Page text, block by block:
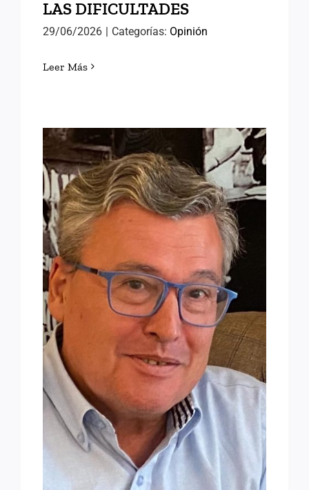
LAS DIFICULTADES
29/06/2026 | Categorías: Opinión
Leer Más
EN RECUERDO DE
FEDERICO LÓPEZ DE LA
RIVA